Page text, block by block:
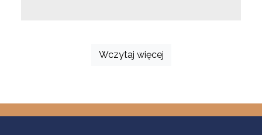
Wczytaj więcej